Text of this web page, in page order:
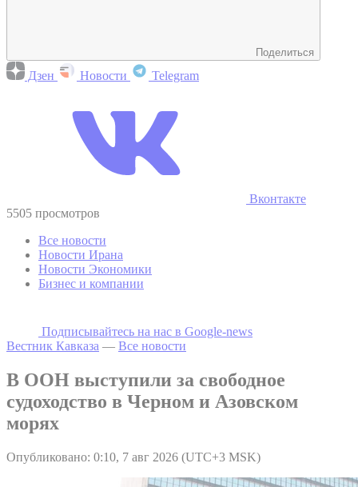
Поделиться
Дзен Новости Telegram
Вконтакте
5505 просмотров
Все новости
Новости Ирана
Новости Экономики
Бизнес и компании
Подписывайтесь на наc в Google-news
Вестник Кавказа — Все новости
В ООН выступили за свободное
судоходство в Черном и Азовском
морях
Опубликовано: 0:10, 7 авг 2026 (UTC+3 MSK)